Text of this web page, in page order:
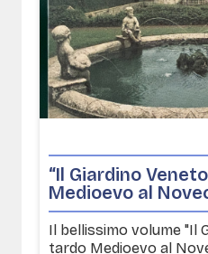
“Il Giardino
Medioevo al
Il bellissimo volume "Il
tardo Medioevo al